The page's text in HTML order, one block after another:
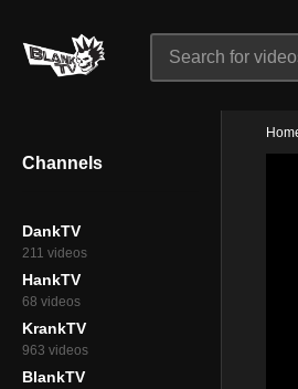
Channels
DankTV
211 videos
HankTV
68 videos
KrankTV
963 videos
BlankTV